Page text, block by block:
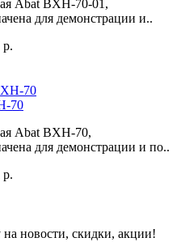
Abat BXH-70-01,
для демонстрации и..
70
Abat BXH-70,
для демонстрации и по..
новости, скидки, акции!